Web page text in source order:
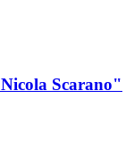
Scarano"